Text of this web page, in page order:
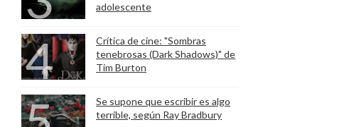
adolescente
Crítica de cine: "Sombras
tenebrosas (Dark Shadows)" de
Tim Burton
Se supone que escribir es algo
terrible, según Ray Bradbury